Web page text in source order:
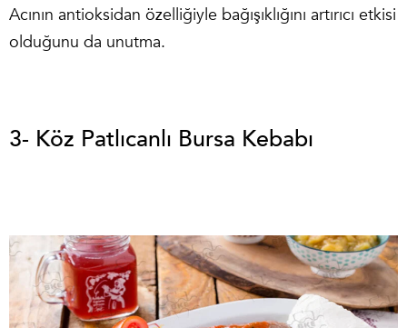
Acının antioksidan özelliğiyle bağışıklığını artırıcı etkisi
olduğunu da unutma.
3- Köz Patlıcanlı Bursa Kebabı